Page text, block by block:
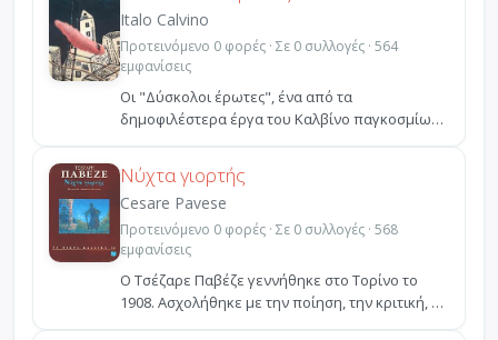
Italo Calvino
Προτεινόμενο 0 φορές · Σε 0 συλλογές · 564
εμφανίσεις
Oι "Δύσκολοι έρωτες", ένα από τα
δημοφιλέστερα έργα του Καλβίνο παγκοσμίως,
είναι μια σειρά από καθη...
Νύχτα γιορτής
Cesare Pavese
Προτεινόμενο 0 φορές · Σε 0 συλλογές · 568
εμφανίσεις
Ο Τσέζαρε Παβέζε γεννήθηκε στο Τορίνο το
1908. Ασχολήθηκε με την ποίηση, την κριτική, το
μυθιστόρημα...